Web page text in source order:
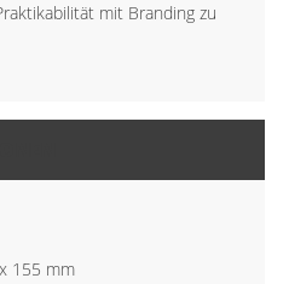
mit Branding zu
155 mm